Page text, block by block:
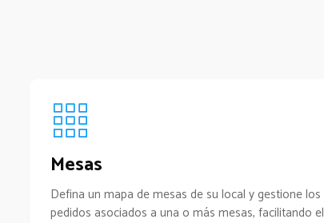
Mesas
Defina un mapa de mesas de su local y gestione los
pedidos asociados a una o más mesas, facilitando el